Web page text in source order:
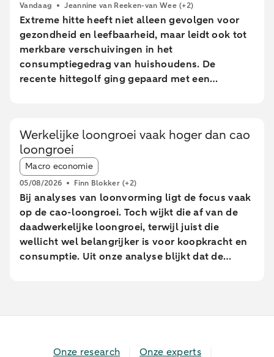
Vandaag Jeannine van Reeken-van Wee (+2)
Extreme hitte heeft niet alleen gevolgen voor
gezondheid en leefbaarheid, maar leidt ook tot
merkbare verschuivingen in het
consumptiegedrag van huishoudens. De
recente hittegolf ging gepaard met een
pinbestedingen eerst stegen en pas tijdens de
extreem warme dagen daalden. In sterk
stedelijke gebieden bleven de pinbetalingen
relatief beter op peil dan in minder stedelijke
gebieden. Met name uitgaven aan eet- en
drinkgelegenheden namen daar juist toe, terwijl
brandstof uitgaven elders sterk afnamen.
Werkelijke loongroei vaak hoger dan cao
loongroei
Article tags:
Macro economie
05/08/2026 Finn Blokker (+2)
Bij analyses van loonvorming ligt de focus vaak
op de cao-loongroei. Toch wijkt die af van de
daadwerkelijke loongroei, terwijl juist die
wellicht wel belangrijker is voor koopkracht en
consumptie. Uit onze analyse blijkt dat de
Onze research
Onze experts